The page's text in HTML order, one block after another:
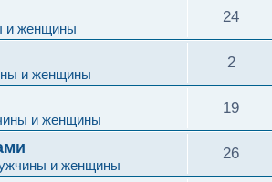
и женщины
24
и женщины
2
и женщины
19
и женщины
26